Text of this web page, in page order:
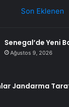
Son Eklenen
Senegal’de Yeni
Ağustos 9, 2026
Jandarma